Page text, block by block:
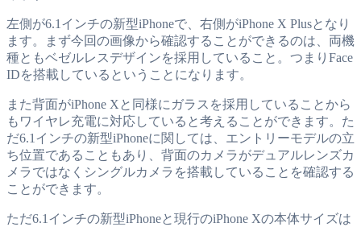
左側が6.1インチの新型iPhoneで、右側がiPhone X Plusとなり
ます。まず今回の画像から確認することができるのは、両機
種ともベゼルレスデザインを採用していること。つまりFace
IDを搭載しているということになります。
また背面がiPhone Xと同様にガラスを採用していることから
もワイヤレ充電に対応していると考えることができます。た
だ6.1インチの新型iPhoneに関しては、エントリーモデルの立
ち位置であることもあり、背面のカメラがデュアルレンズカ
メラではなくシングルカメラを搭載していることを確認する
ことができます。
ただ6.1インチの新型iPhoneと現行のiPhone Xの本体サイズは